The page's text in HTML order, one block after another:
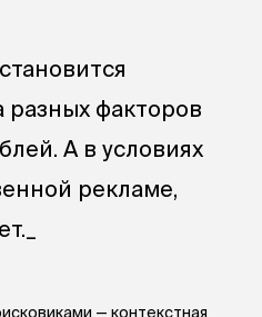
факторов
А в условиях
рекламе,
— контекстная